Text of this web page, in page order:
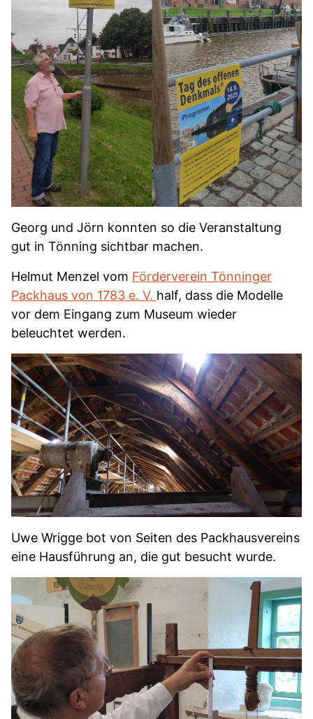
Georg und Jörn konnten so die Veranstaltung
gut in Tönning sichtbar machen.
Helmut Menzel vom Förderverein Tönninger
Packhaus von 1783 e. V. half, dass die Modelle
vor dem Eingang zum Museum wieder
beleuchtet werden.
Uwe Wrigge bot von Seiten des Packhausvereins
eine Hausführung an, die gut besucht wurde.